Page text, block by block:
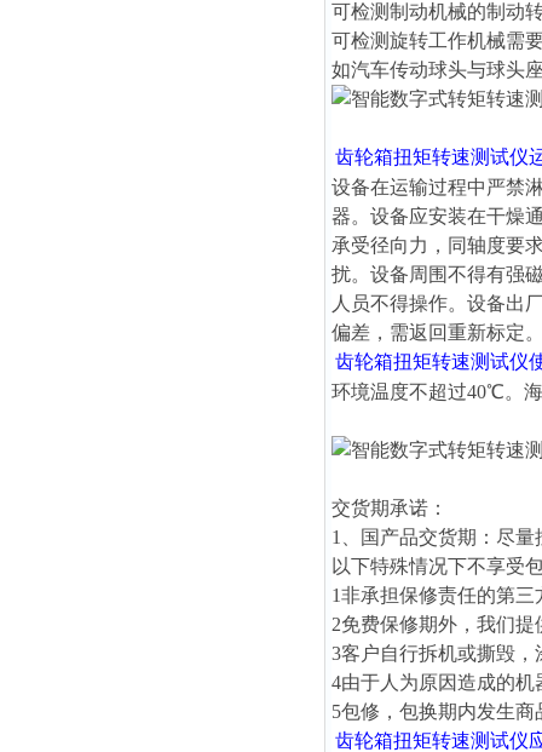
可检测制动机械的制动
可检测旋转工作机械需
如汽车传动球头与球头
齿轮箱扭矩转速测试仪
设备在运输过程中严禁
器。设备应安装在干燥
承受径向力，同轴度要
扰。设备周围不得有强
人员不得操作。设备出
偏差，需返回重新标定
齿轮箱扭矩转速测试仪
环境温度不超过40℃。
交货期承诺：
1、国产品交货期：尽
以下特殊情况下不享受
1非承担保修责任的第
2免费保修期外，我们
3客户自行拆机或撕毁
4由于人为原因造成的
5包修，包换期内发生
齿轮箱扭矩转速测试仪